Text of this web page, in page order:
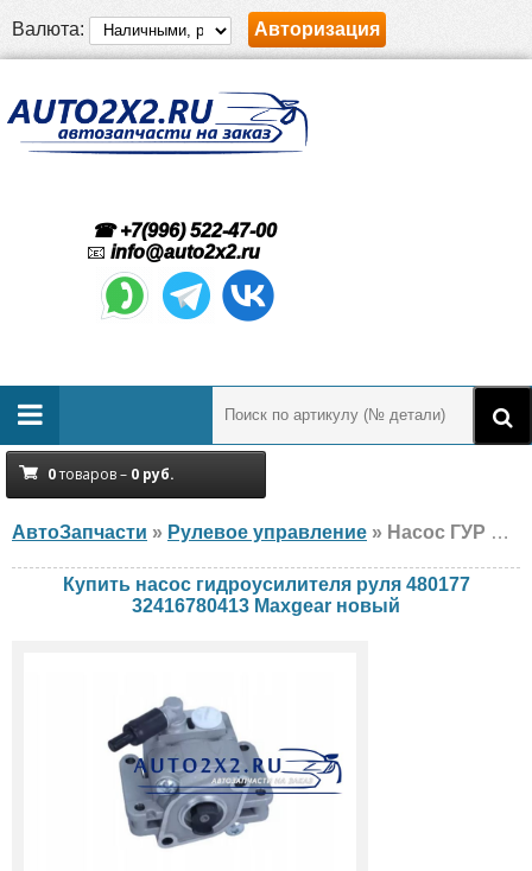
Валюта: Авторизация
☎ +7(996) 522-47-00
📧 info@auto2x2.ru
0товаров – 0 руб.
АвтоЗапчасти » Рулевое управление » Насос ГУР Maxgear 480177 32416780413 BMW, новый
Купить насос гидроусилителя руля 480177
32416780413 Maxgear новый